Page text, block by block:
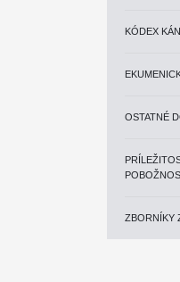
KÓDEX
OSTATNÉ
ZBORNÍKY